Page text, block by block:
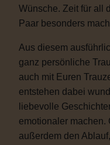
Wünsche. Zeit für all
Paar besonders
Aus diesem
ganz persönliche
auch mit Euren
entstehen dabei
liebevolle
emotionaler machen.
außerdem den